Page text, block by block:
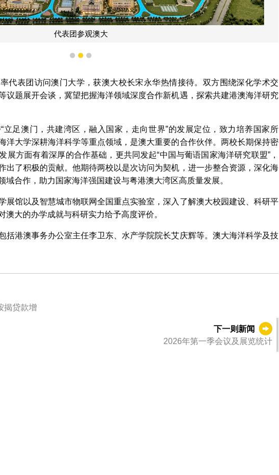
代表团参观澳大
1 2 3
代表团访问澳门大学，获澳大校长宋永华热情接待。双方围绕深化学术交
议题展开会谈，冀望把握海洋领域深度合作新机遇，探索共建港澳海洋研究
立足澳门，共建湾区，融入国家，走向世界”的发展定位，致力培养国家所
洋大学深耕海洋科学等重点领域，是澳大重要的合作伙伴。两校长期保持密
展方面有着深厚的合作基础，更共同发起“中国与葡语国家海洋研究联盟”，
出了积极的贡献。他期待两校以是次访问为契机，进一步整合资源，深化海
域合作，助力国家海洋强国建设与粤港澳大湾区高质量发展。
展馆以及智慧城市物联网全国重点实验室，深入了解澳大校园建设、科研平
澳大的办学成就与科研实力给予高度评价。
括港澳事务办公室主任李卫东、水产学院院长艾庆辉等。澳大海洋科学及技
揭贷款增
下一则新闻
2026年第一季会议及展览统计